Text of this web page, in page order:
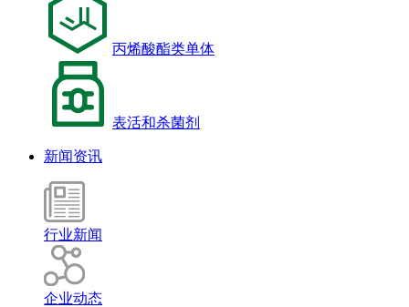
丙烯酸酯类单体
表活和杀菌剂
新闻资讯
行业新闻
企业动态